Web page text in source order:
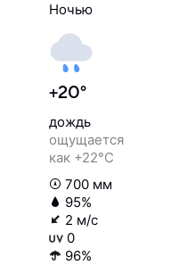
Ночью
+20°
дождь
ощущается
как +22°C
700 мм
95%
2 м/с
0
96%